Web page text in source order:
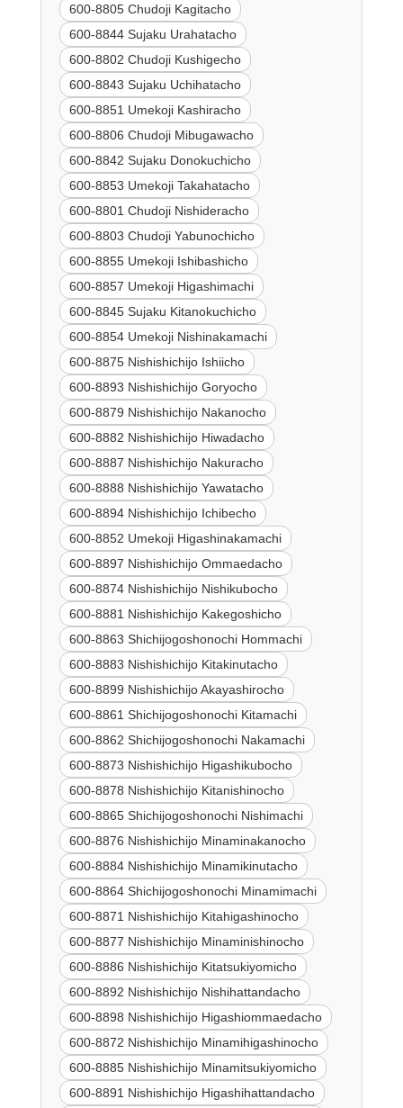
600-8805 Chudoji Kagitacho
600-8844 Sujaku Urahatacho
600-8802 Chudoji Kushigecho
600-8843 Sujaku Uchihatacho
600-8851 Umekoji Kashiracho
600-8806 Chudoji Mibugawacho
600-8842 Sujaku Donokuchicho
600-8853 Umekoji Takahatacho
600-8801 Chudoji Nishideracho
600-8803 Chudoji Yabunochicho
600-8855 Umekoji Ishibashicho
600-8857 Umekoji Higashimachi
600-8845 Sujaku Kitanokuchicho
600-8854 Umekoji Nishinakamachi
600-8875 Nishishichijo Ishiicho
600-8893 Nishishichijo Goryocho
600-8879 Nishishichijo Nakanocho
600-8882 Nishishichijo Hiwadacho
600-8887 Nishishichijo Nakuracho
600-8888 Nishishichijo Yawatacho
600-8894 Nishishichijo Ichibecho
600-8852 Umekoji Higashinakamachi
600-8897 Nishishichijo Ommaedacho
600-8874 Nishishichijo Nishikubocho
600-8881 Nishishichijo Kakegoshicho
600-8863 Shichijogoshonochi Hommachi
600-8883 Nishishichijo Kitakinutacho
600-8899 Nishishichijo Akayashirocho
600-8861 Shichijogoshonochi Kitamachi
600-8862 Shichijogoshonochi Nakamachi
600-8873 Nishishichijo Higashikubocho
600-8878 Nishishichijo Kitanishinocho
600-8865 Shichijogoshonochi Nishimachi
600-8876 Nishishichijo Minaminakanocho
600-8884 Nishishichijo Minamikinutacho
600-8864 Shichijogoshonochi Minamimachi
600-8871 Nishishichijo Kitahigashinocho
600-8877 Nishishichijo Minaminishinocho
600-8886 Nishishichijo Kitatsukiyomicho
600-8892 Nishishichijo Nishihattandacho
600-8898 Nishishichijo Higashiommaedacho
600-8872 Nishishichijo Minamihigashinocho
600-8885 Nishishichijo Minamitsukiyomicho
600-8891 Nishishichijo Higashihattandacho